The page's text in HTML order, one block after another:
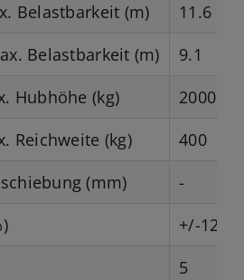
Belastbarkeit (m)
11.6
Belastbarkeit (m)
9.1
Hubhöhe (kg)
2000
Reichweite (kg)
400
(mm)
-
+/-12,
5